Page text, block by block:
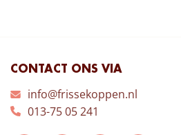
CONTACT ONS VIA
info@frissekoppen.nl
013-75 05 241